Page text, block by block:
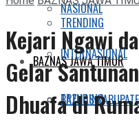
TRENDING
BAZNAS JAWA TIMUR
BAZNAS
NASIONAL
INTERNASIONAL
TRENDING
Kejari Ngawi
Gelar
Dhuafa di